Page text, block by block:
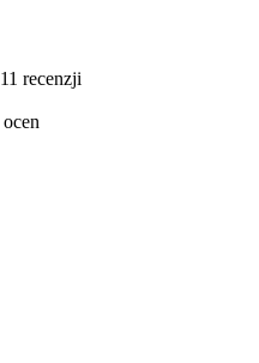
11 recenzji
ocen